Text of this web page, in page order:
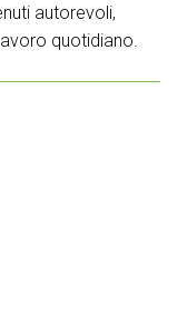
autorevoli,
quotidiano.